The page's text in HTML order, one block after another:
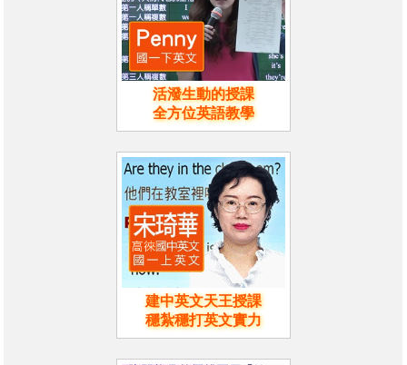
活潑生動的授課
全方位英語教學
建中英文天王授課
穩紮穩打英文實力